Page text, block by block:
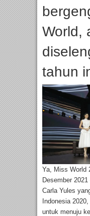
World,
tahun
Ya, Miss World
Desember
Carla Yules
Indonesia
untuk menuju